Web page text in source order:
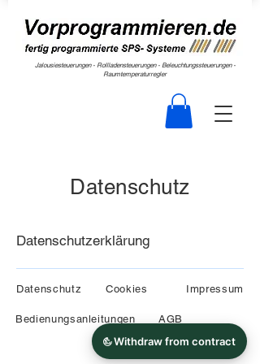
Jalousiesteuerungen - Rollladensteuerungen - Beleuchtungssteuerungen -
Raumtemperaturregler
Datenschutz
Datenschutzerklärung
Datenschutz Cookies Impressum
Bedienungsanleitungen AGB